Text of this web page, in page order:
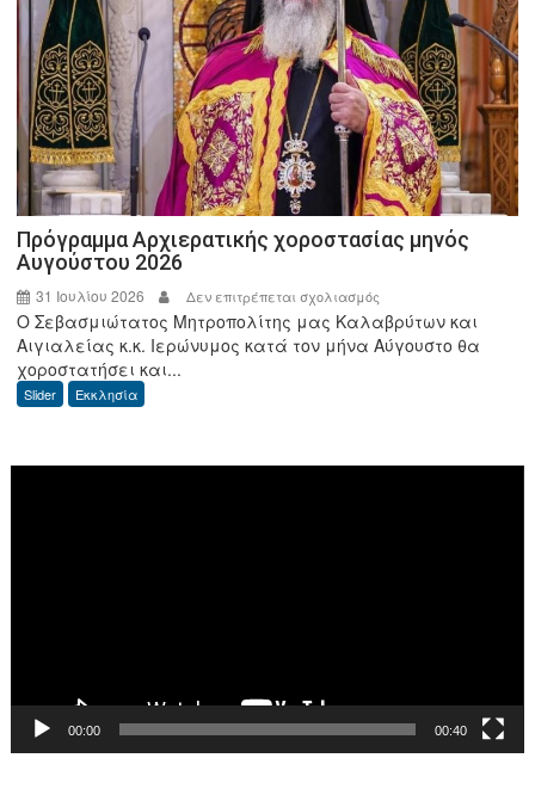
Σχοινά
και
τον
Διοικητή
της
ΑΑΔΕ
Πρόγραμμα Αρχιερατικής χοροστασίας μηνός
Αυγούστου 2026
31 Ιουλίου 2026 Δεν επιτρέπεται σχολιασμός
Πρόγραμμα
Αρχιερατικής
Ο Σεβασμιώτατος Μητροπολίτης μας Καλαβρύτων και
Αιγιαλείας κ.κ. Ιερώνυμος κατά τον μήνα Αύγουστο θα
χοροστατήσει και...
Slider Εκκλησία
00:00 00:40